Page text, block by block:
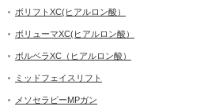
ボリフトXC(ヒアルロン酸）
ボリューマXC(ヒアルロン酸）
ボルベラXC（ヒアルロン酸）
ミッドフェイスリフト
メソセラピーMPガン